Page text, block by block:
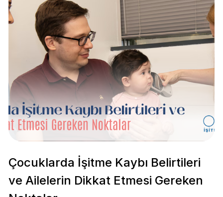
Çocuklarda İşitme Kaybı Belirtileri
ve Ailelerin Dikkat Etmesi Gereken